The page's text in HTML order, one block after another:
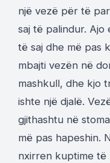
një vezë për të
saj të palindur. Ajo
të saj dhe më pas
mbajti vezën në
mashkull, dhe kjo
ishte një djalë.
gjithashtu në
më pas hapeshin.
nxirren kuptime të